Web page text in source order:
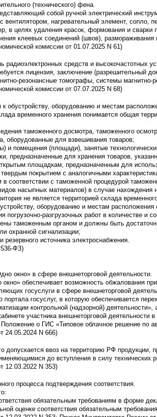
(технического) фена.
собой ручной электрический
вентилятором, нагревательный элемент,
в целях удаления красок, формования и
клеевых соединений (швов),
комиссии от 01.07.2025 N 61)
радиоэлектронных средств и высокочастотных
лицензия, заключение (разрешительный
резонансные томографы, системы
комиссии от 07.07.2025 N 68)
обустройству, оборудованию и местам
временного хранения понимается общая
таможенного досмотра, таможенного
оборудованные для взвешивания товаров;
и помещения (площади), занятые
для хранения товаров,
площадкам, предназначенным для
покрытием с аналогичными
соответствии с таможенной процедурой
насыпных материалов) в случае нахождения
не является территорией склада
оборудованию и местам расположения
разгрузочных работ в количестве и
таможенным органом и должны быть
охранной сигнализации;
источника электроснабжения.
ФЗ)
окно» в сфере внешнеторговой деятельности.
обеспечивает возможность обжалования
госуслуги в сфере внешнеторговой
портала госуслуг, в которую обеспечивается
контрольной (надзорной)
участника внешнеторговой деятельности
о ГИС «Типовое облачное решение по
24.05.2024 N 666)
допускается ввоз на территорию РФ
до вступления в силу технических
12.03.2022 N 353)
процесса подтверждения соответствия.
обязательным требованиям в форме
оценке соответствия обязательным